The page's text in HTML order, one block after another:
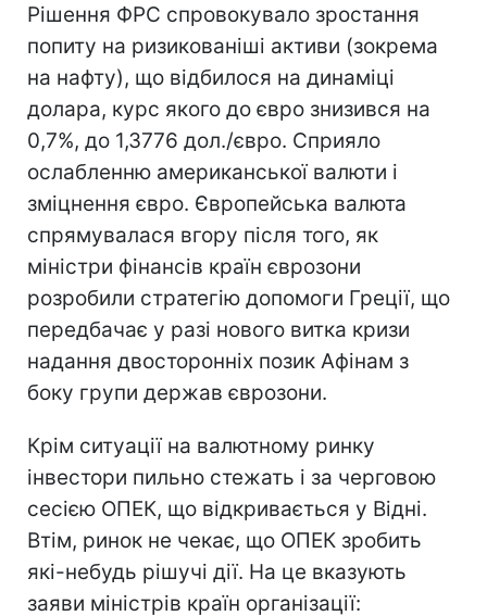
Рішення ФРС спровокувало зростання
попиту на ризикованіші активи (зокрема
на нафту), що відбилося на динаміці
долара, курс якого до євро знизився на
0,7%, до 1,3776 дол./євро. Сприяло
ослабленню американської валюти і
зміцнення євро. Європейська валюта
спрямувалася вгору після того, як
міністри фінансів країн єврозони
розробили стратегію допомоги Греції, що
передбачає у разі нового витка кризи
надання двосторонніх позик Афінам з
боку групи держав єврозони.
Крім ситуації на валютному ринку
інвестори пильно стежать і за черговою
сесією ОПЕК, що відкривається у Відні.
Втім, ринок не чекає, що ОПЕК зробить
які-небудь рішучі дії. На це вказують
заяви міністрів країн організації: